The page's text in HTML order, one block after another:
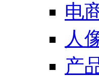
电
人
产